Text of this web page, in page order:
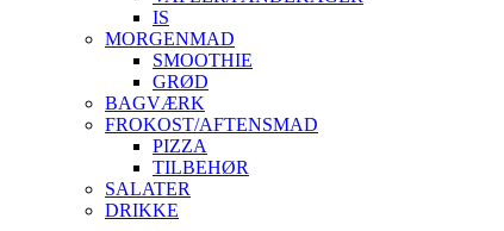
IS
MORGENMAD
SMOOTHIE
GRØD
BAGVÆRK
FROKOST/AFTENSMAD
PIZZA
TILBEHØR
SALATER
DRIKKE